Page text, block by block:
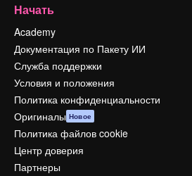
Начать
Academy
Документация по Пакету ИИ
Служба поддержки
Условия и положения
Политика конфиденциальности
Оригиналы Новое
Политика файлов cookie
Центр доверия
Партнеры